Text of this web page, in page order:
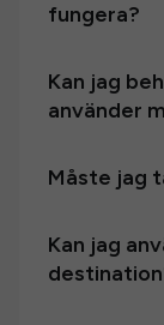
fungera?
Kan jag
använder
Måste jag
Kan jag